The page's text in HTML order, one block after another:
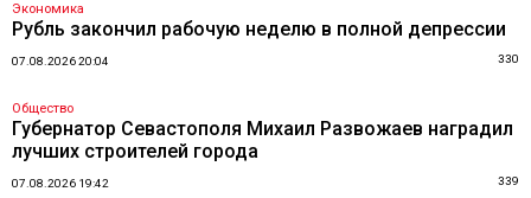
Экономика
Рубль закончил рабочую неделю в полной депрессии
07.08.2026 20:04 330
Общество
Губернатор Севастополя Михаил Развожаев наградил
лучших строителей города
07.08.2026 19:42 339